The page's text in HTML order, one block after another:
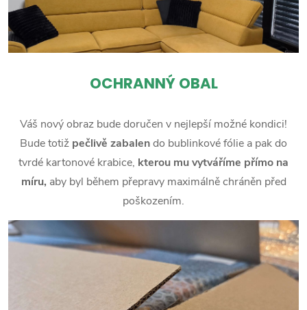
OCHRANNÝ OBAL
Váš nový obraz bude doručen v nejlepší možné kondici!
Bude totiž pečlivě zabalendo bublinkové fólie a pak do
tvrdé kartonové krabice, kterou mu vytváříme přímo na
míru, aby byl během přepravy maximálně chráněn před
poškozením.